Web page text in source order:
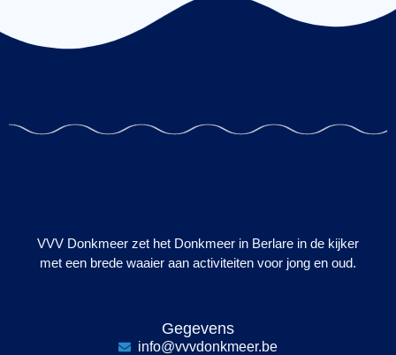
VVV Donkmeer zet het Donkmeer in Berlare in de kijker
met een brede waaier aan activiteiten voor jong en oud.
Gegevens
info@vvvdonkmeer.be